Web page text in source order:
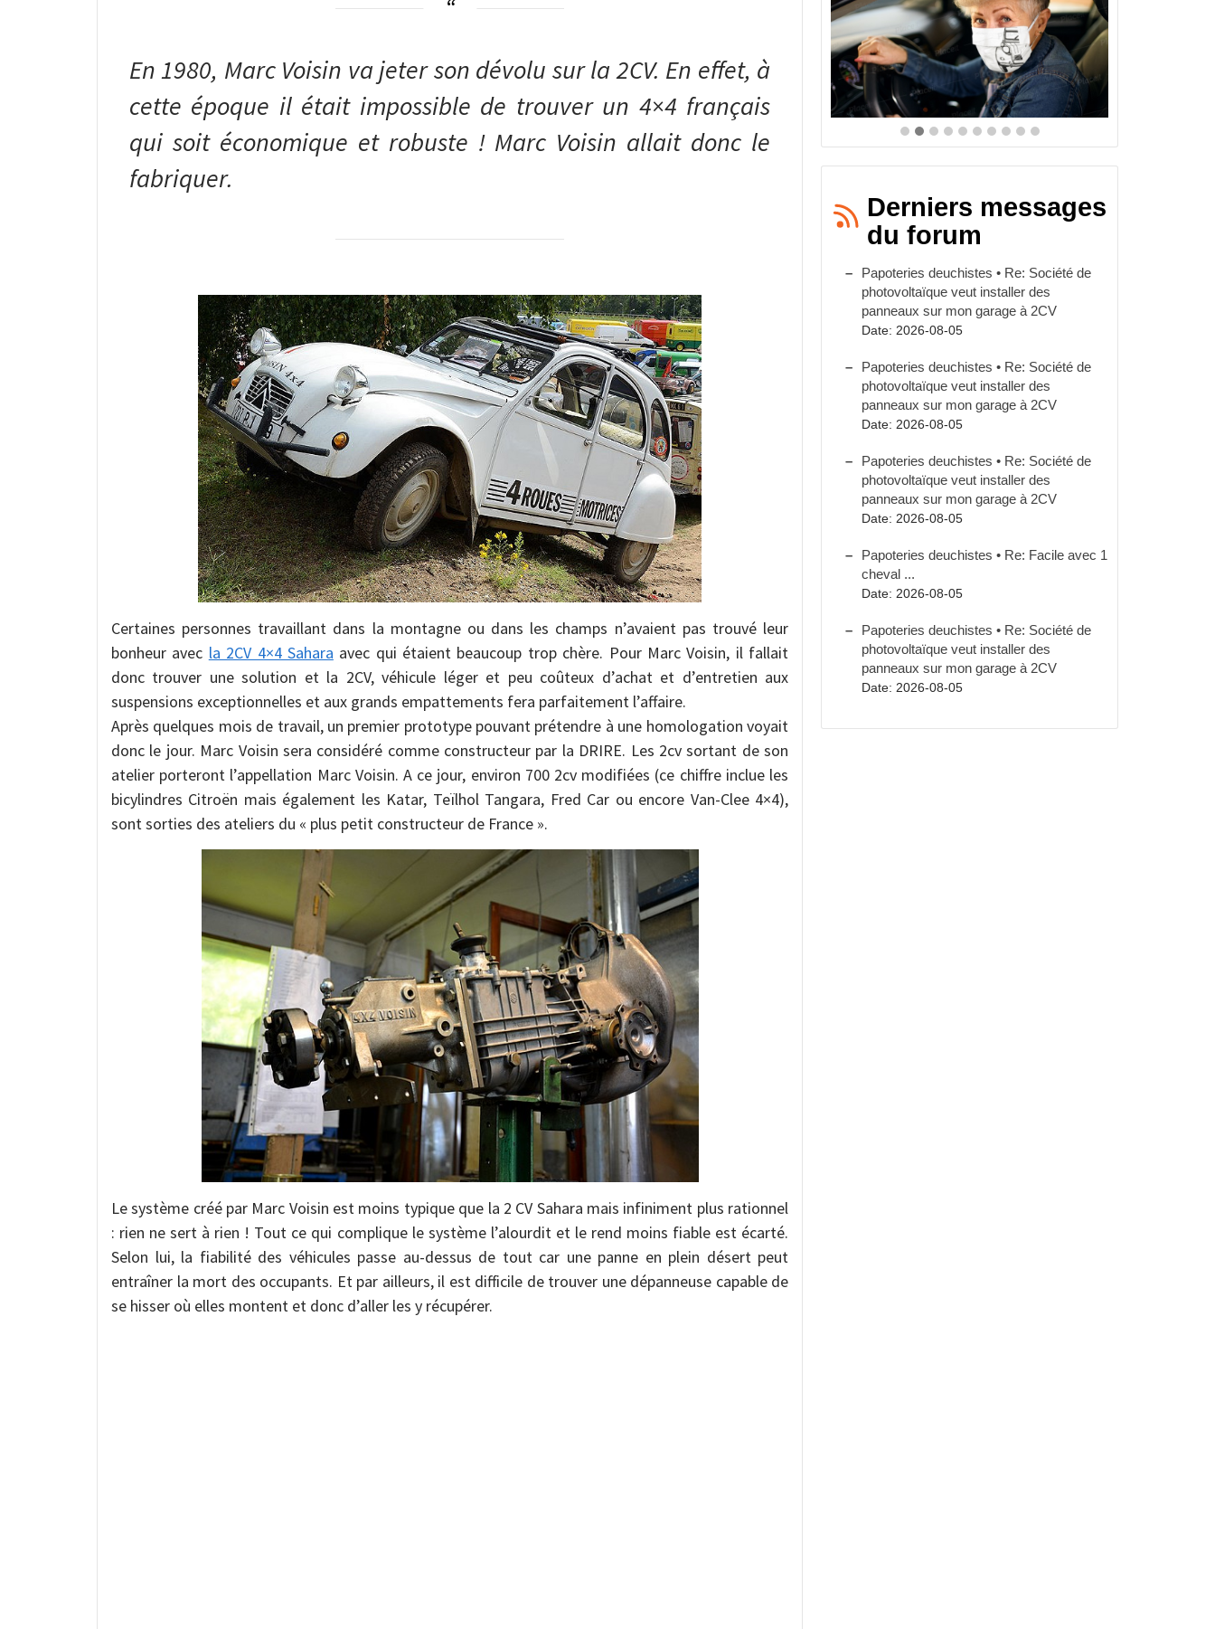
En 1980, Marc Voisin va jeter son dévolu sur la 2CV. En effet, à
cette époque il était impossible de trouver un 4×4 français
qui soit économique et robuste ! Marc Voisin allait donc le
fabriquer.
Certaines personnes travaillant dans la montagne ou dans les champs n’avaient pas trouvé leur
bonheur avec la 2CV 4×4 Sahara avec qui étaient beaucoup trop chère. Pour Marc Voisin, il fallait
donc trouver une solution et la 2CV, véhicule léger et peu coûteux d’achat et d’entretien aux
suspensions exceptionnelles et aux grands empattements fera parfaitement l’affaire.
Après quelques mois de travail, un premier prototype pouvant prétendre à une homologation voyait
donc le jour. Marc Voisin sera considéré comme constructeur par la DRIRE. Les 2cv sortant de son
atelier porteront l’appellation Marc Voisin. A ce jour, environ 700 2cv modifiées (ce chiffre inclue les
bicylindres Citroën mais également les Katar, Teïlhol Tangara, Fred Car ou encore Van-Clee 4×4),
sont sorties des ateliers du « plus petit constructeur de France ».
Le système créé par Marc Voisin est moins typique que la 2 CV Sahara mais infiniment plus rationnel
: rien ne sert à rien ! Tout ce qui complique le système l’alourdit et le rend moins fiable est écarté.
Selon lui, la fiabilité des véhicules passe au-dessus de tout car une panne en plein désert peut
entraîner la mort des occupants. Et par ailleurs, il est difficile de trouver une dépanneuse capable de
se hisser où elles montent et donc d’aller les y récupérer.
Derniers messages
du forum
Papoteries deuchistes • Re: Société de
photovoltaïque veut installer des
panneaux sur mon garage à 2CV
Date: 2026-08-05
Papoteries deuchistes • Re: Société de
photovoltaïque veut installer des
panneaux sur mon garage à 2CV
Date: 2026-08-05
Papoteries deuchistes • Re: Société de
photovoltaïque veut installer des
panneaux sur mon garage à 2CV
Date: 2026-08-05
Papoteries deuchistes • Re: Facile avec 1
cheval ...
Date: 2026-08-05
Papoteries deuchistes • Re: Société de
photovoltaïque veut installer des
panneaux sur mon garage à 2CV
Date: 2026-08-05